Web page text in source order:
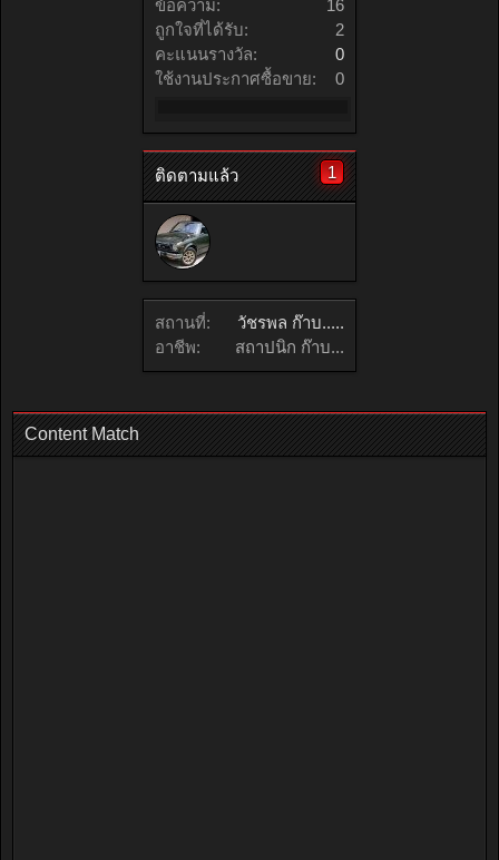
ข้อความ:
16
ถูกใจที่ได้รับ:
2
คะแนนรางวัล:
0
ใช้งานประกาศซื้อขาย:
0
ติดตามแล้ว 1
สถานที่:
วัชรพล ก๊าบ.....
อาชีพ:
สถาปนิก ก๊าบ...
Content Match